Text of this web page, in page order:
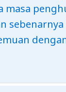
masa
sebenarnya